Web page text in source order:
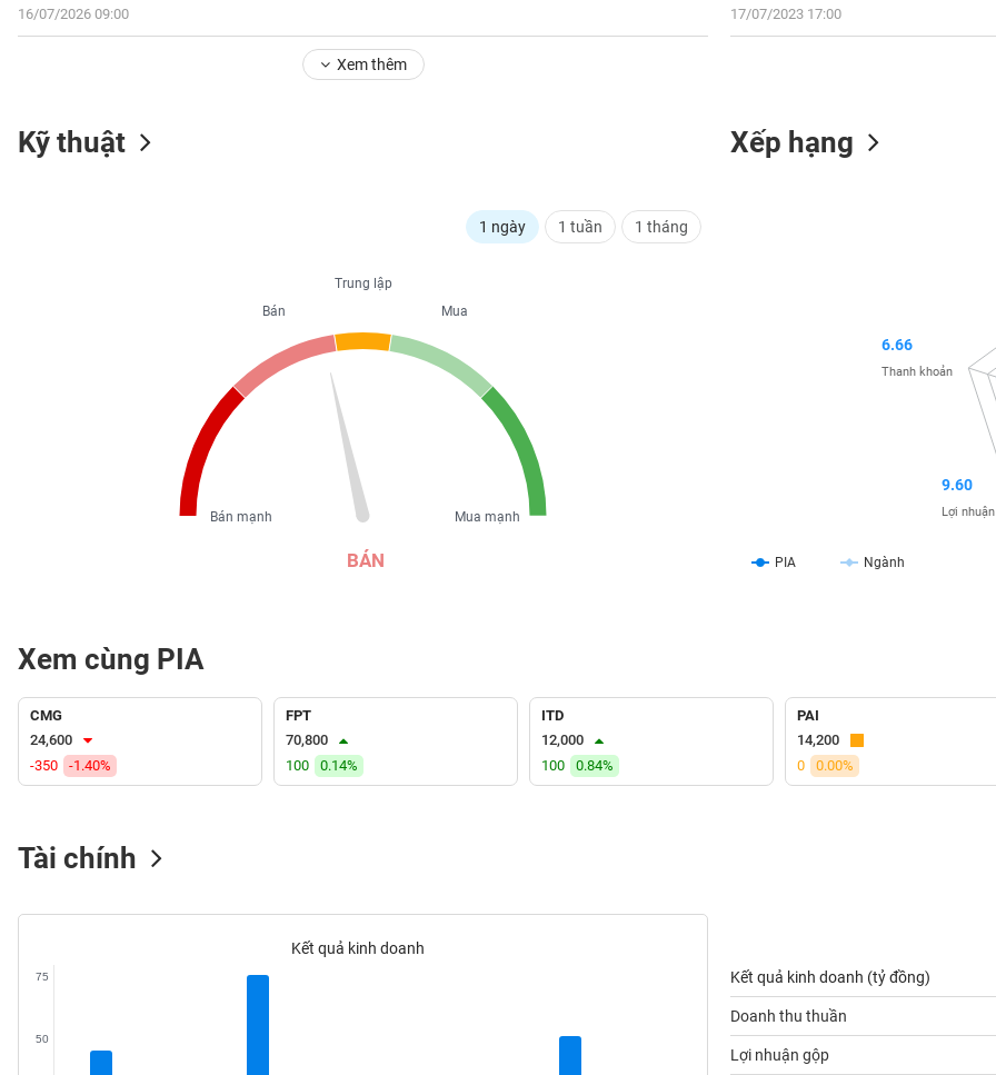
16/07/2026 09:00
Xem thêm
17/07/2023 17:00
Kỹ thuật
1 ngày 1 tuần 1 tháng
BÁN
Trung lập
Mua
Mua mạnh
Bán
Bán mạnh
Xếp hạng
PIA Ngành
9.60
Lợi nhuận
6.66
Thanh khoản
Xem cùng PIA
CMG
24,600
-350
-1.40%
FPT
70,800
100
0.14%
ITD
12,000
100
0.84%
PAI
14,200
0
0.00%
Tài chính
Kết quả kinh doanh
50
75 Kết quả kinh doanh (tỷ đồng)
Doanh thu thuần
Lợi nhuận gộp
CỔ
PHIẾU
SINH
(-)
VS-
SECTOR
NGUYÊN